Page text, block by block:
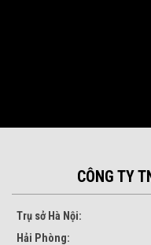
CÔNG TY
Trụ sở Hà Nội:
Hải Phòng: